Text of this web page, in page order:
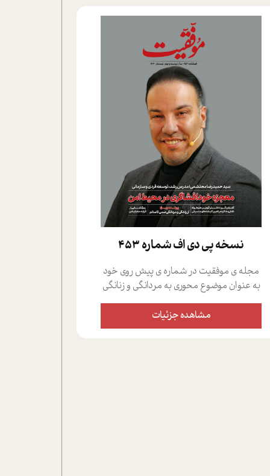
نسخه پي دي اف شماره 453
مجله ی موفقیت در شماره ی پیش روی خود
به عنوان موضوع محوری به مردانگی و زنانگی
سمی پرداخته است؛ علاوه بر این که؛ گفت و
گویی اختصاصی داشته ایم با فردین علیخواه،
جامعه شناس در بخش های مختلف تلاش
مشاهده جزئیات